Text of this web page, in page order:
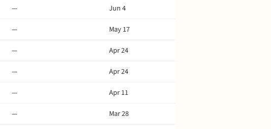
—
Jun 4
—
May 17
—
Apr 24
—
Apr 24
—
Apr 11
—
Mar 28